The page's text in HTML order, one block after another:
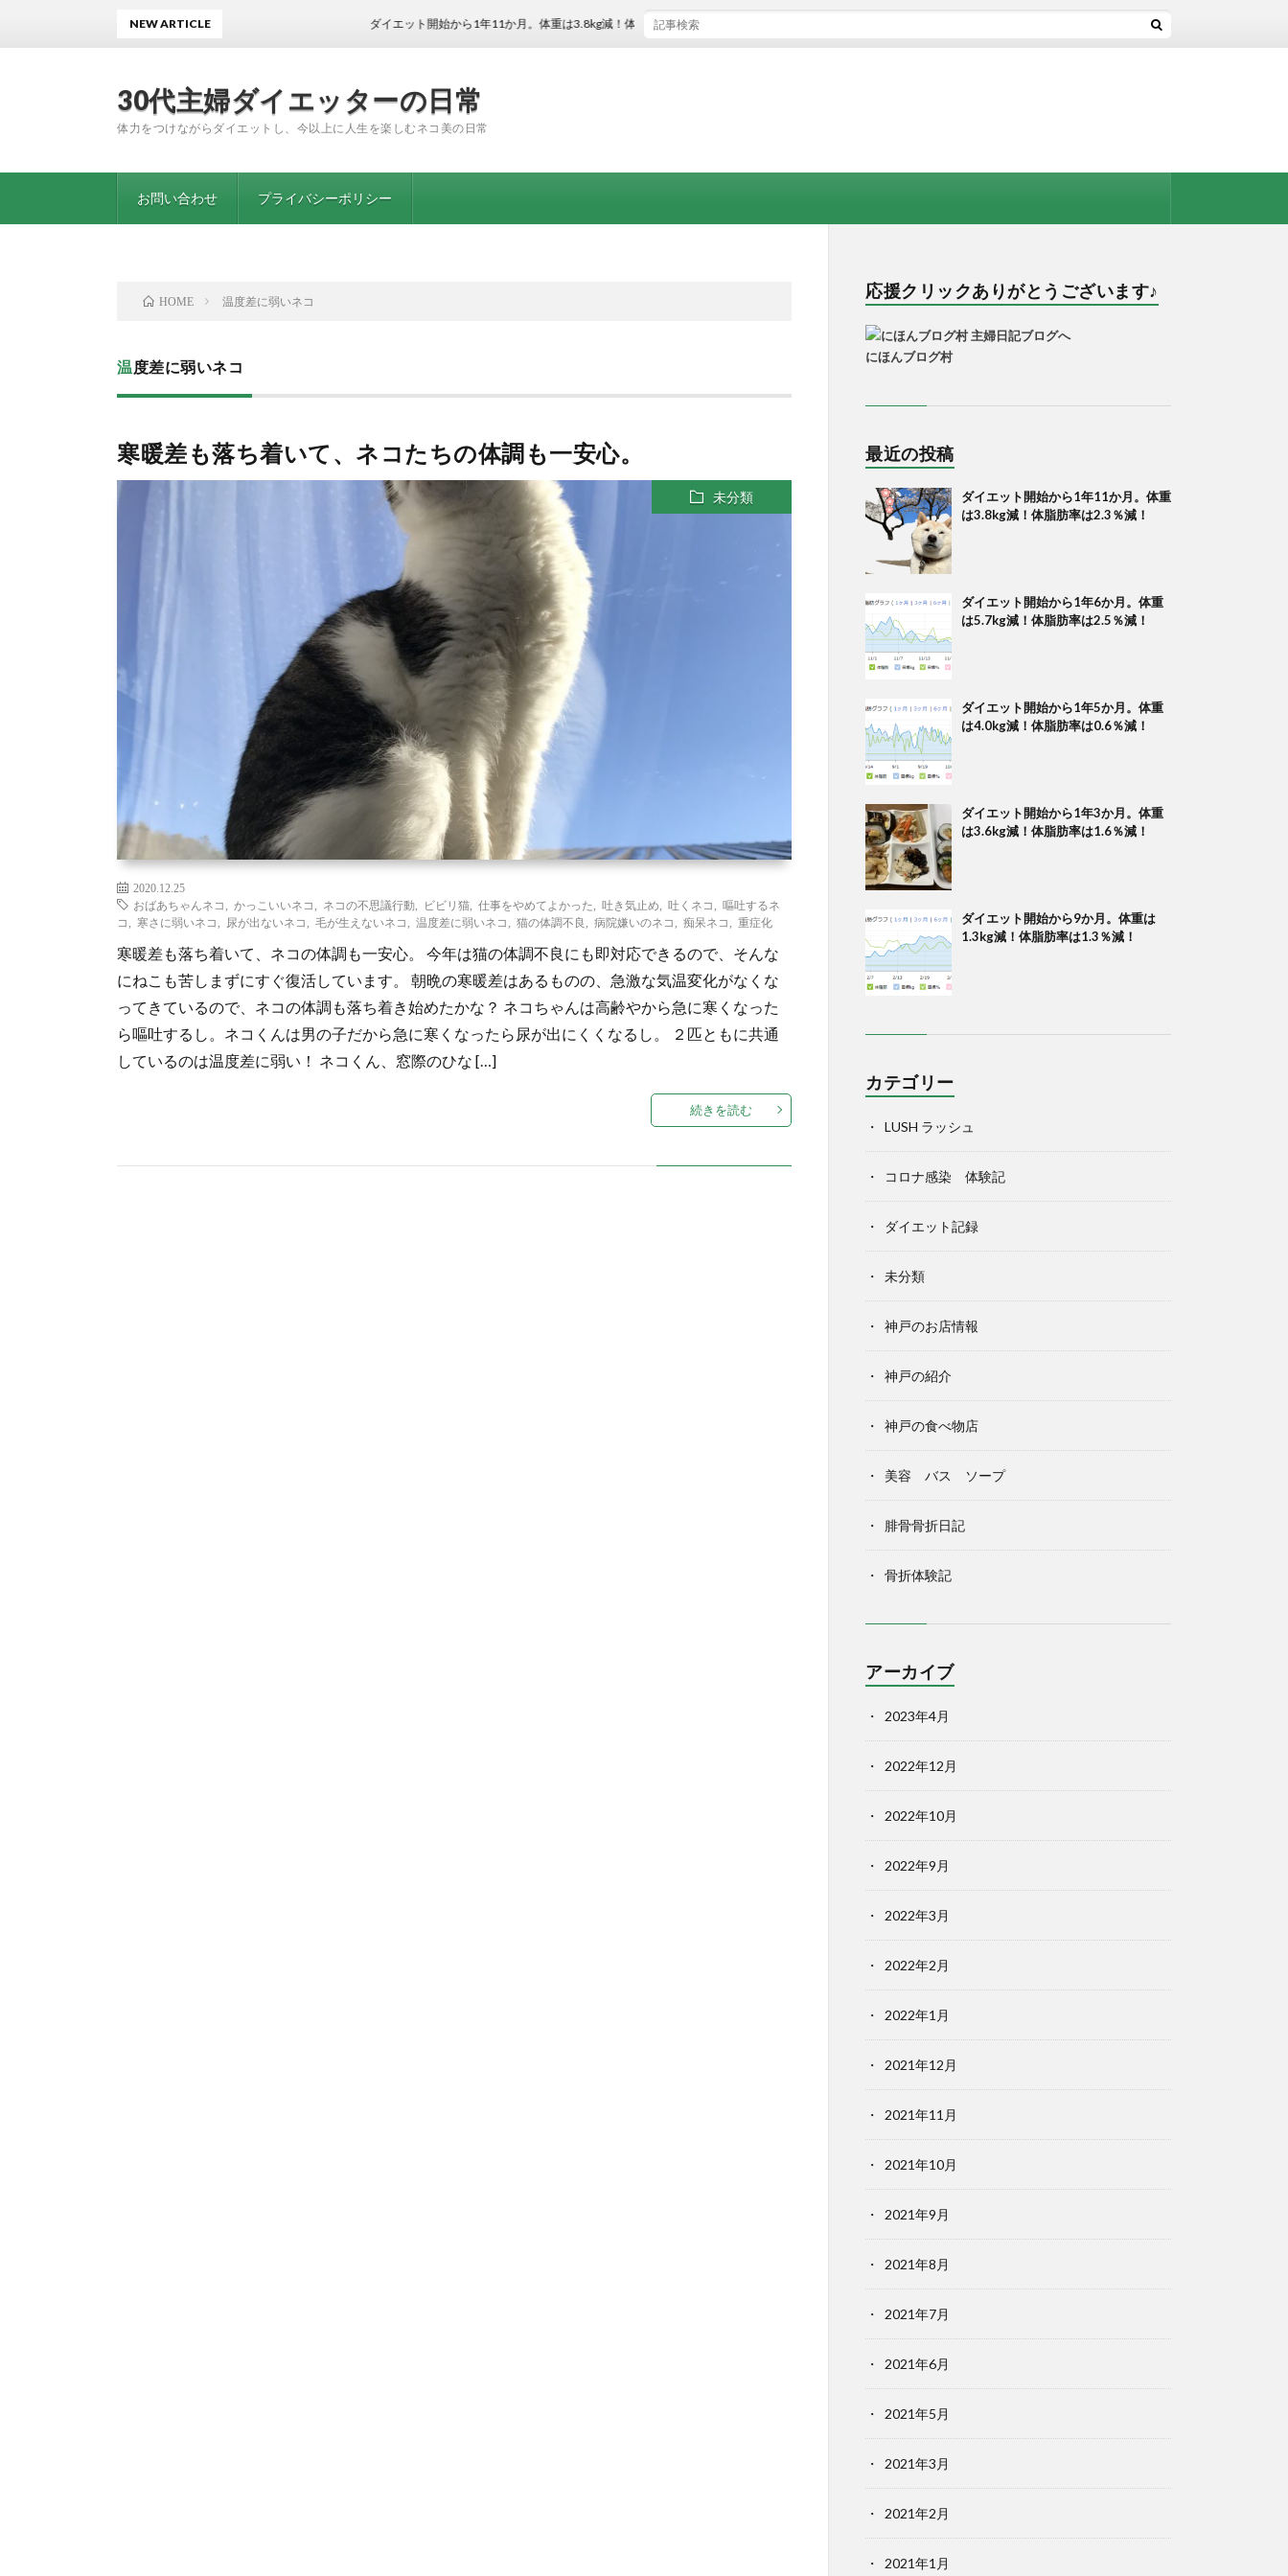
30代主婦ダイエッターの日常
体力をつけながらダイエットし、今以上に人生を楽しむネコ美の日常
お問い合わせ プライバシーポリシー
NEW ARTICLE ダイエット開始から1年11か月。体重は3.8kg減！体脂肪率は2.3％減！
HOME 温度差に弱いネコ
温度差に弱いネコ
寒暖差も落ち着いて、ネコたちの体調も一安心。
未分類
2020.12.25
おばあちゃんネコ
かっこいいネコ ネコの不思議行動 ビビリ猫 仕事をやめてよかった 吐き気止め 吐くネコ
嘔吐するネ
コ
寒さに弱いネコ 尿が出ないネコ 毛が生えないネコ 温度差に弱いネコ 猫の体調不良 病院嫌いのネコ 痴呆ネコ 重症化
寒暖差も落ち着いて、ネコの体調も一安心。 今年は猫の体調不良にも即対応できるので、そんな
にねこも苦しまずにすぐ復活しています。 朝晩の寒暖差はあるものの、急激な気温変化がなくな
ってきているので、ネコの体調も落ち着き始めたかな？ ネコちゃんは高齢やから急に寒くなった
ら嘔吐するし。ネコくんは男の子だから急に寒くなったら尿が出にくくなるし。 ２匹ともに共通
しているのは温度差に弱い！ ネコくん、窓際のひな […]
続きを読む
応援クリックありがとうございます♪
にほんブログ村
最近の投稿
ダイエット開始から1年11か月。体重
は3.8kg減！体脂肪率は2.3％減！
ダイエット開始から1年6か月。体重
は5.7kg減！体脂肪率は2.5％減！
ダイエット開始から1年5か月。体重
は4.0kg減！体脂肪率は0.6％減！
ダイエット開始から1年3か月。体重
は3.6kg減！体脂肪率は1.6％減！
ダイエット開始から9か月。体重は
1.3kg減！体脂肪率は1.3％減！
カテゴリー
LUSH ラッシュ
コロナ感染 体験記
ダイエット記録
未分類
神戸のお店情報
神戸の紹介
神戸の食べ物店
美容 バス ソープ
腓骨骨折日記
骨折体験記
アーカイブ
2023年4月
2022年12月
2022年10月
2022年9月
2022年3月
2022年2月
2022年1月
2021年12月
2021年11月
2021年10月
2021年9月
2021年8月
2021年7月
2021年6月
2021年5月
2021年3月
2021年2月
2021年1月